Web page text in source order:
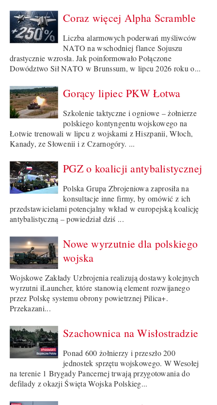
Coraz więcej Alpha Scramble
Liczba alarmowych poderwań myśliwców
NATO na wschodniej flance Sojuszu
drastycznie wzrosła. Jak poinformowało Połączone
Dowództwo Sił NATO w Brunssum, w lipcu 2026 roku o...
Gorący lipiec PKW Łotwa
Szkolenie taktyczne i ogniowe – żołnierze
polskiego kontyngentu wojskowego na
Łotwie trenowali w lipcu z wojskami z Hiszpanii, Włoch,
Kanady, ze Słowenii i z Czarnogóry. ...
PGZ o koalicji antybalistycznej
Polska Grupa Zbrojeniowa zaprosiła na
konsultacje inne firmy, by omówić z ich
przedstawicielami potencjalny wkład w europejską koalicję
antybalistyczną – powiedział dziś ...
Nowe wyrzutnie dla polskiego
wojska
Wojskowe Zakłady Uzbrojenia realizują dostawy kolejnych
wyrzutni iLauncher, które stanowią element rozwijanego
przez Polskę systemu obrony powietrznej Pilica+.
Przekazani...
Szachownica na Wisłostradzie
Ponad 600 żołnierzy i przeszło 200
jednostek sprzętu wojskowego. W Wesołej
na terenie 1 Brygady Pancernej trwają przygotowania do
defilady z okazji Święta Wojska Polskieg...